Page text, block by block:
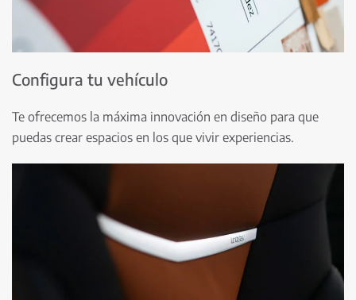
Configura tu vehículo
Te ofrecemos la máxima innovación en diseño para que
puedas crear espacios en los que vivir experiencias.